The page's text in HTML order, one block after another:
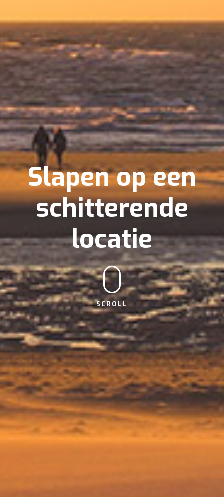
Slapen op een
schitterende
locatie
SCROLL